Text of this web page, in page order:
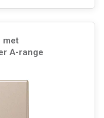
met
A-range